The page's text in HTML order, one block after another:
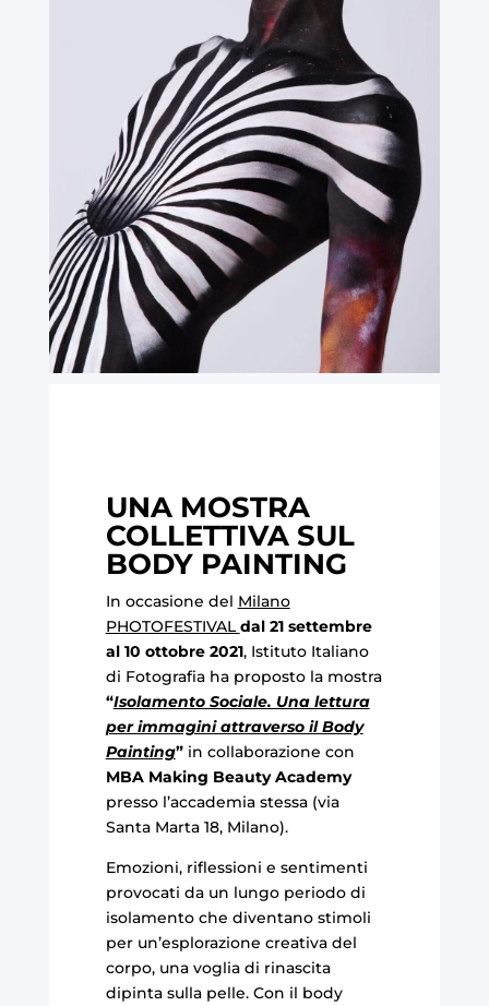
UNA MOSTRA
COLLETTIVA SUL
BODY PAINTING
In occasione del Milano
PHOTOFESTIVAL dal 21 settembre
al 10 ottobre 2021, Istituto Italiano
di Fotografia ha proposto la mostra
“Isolamento Sociale. Una lettura
per immagini attraverso il Body
Painting”in collaborazione con
MBA Making Beauty Academy
presso l’accademia stessa (via
Santa Marta 18, Milano).
Emozioni, riflessioni e sentimenti
provocati da un lungo periodo di
isolamento che diventano stimoli
per un’esplorazione creativa del
corpo, una voglia di rinascita
dipinta sulla pelle. Con il body